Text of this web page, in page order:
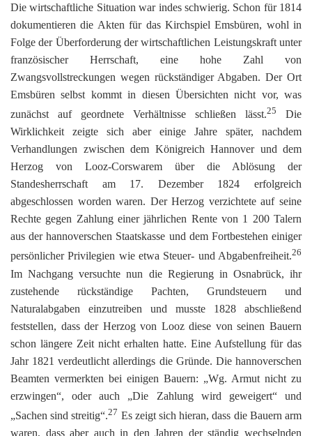
Die wirtschaftliche Situation war indes schwierig. Schon für 1814
dokumentieren die Akten für das Kirchspiel Emsbüren, wohl in
Folge der Überforderung der wirtschaftlichen Leistungskraft unter
französischer Herrschaft, eine hohe Zahl von
Zwangsvollstreckungen wegen rückständiger Abgaben. Der Ort
Emsbüren selbst kommt in diesen Übersichten nicht vor, was
zunächst auf geordnete Verhältnisse schließen lässt.25
Die
Wirklichkeit zeigte sich aber einige Jahre später, nachdem
Verhandlungen zwischen dem Königreich Hannover und dem
Herzog von Looz-Corswarem über die Ablösung der
Standesherrschaft am 17. Dezember 1824 erfolgreich
abgeschlossen worden waren. Der Herzog verzichtete auf seine
Rechte gegen Zahlung einer jährlichen Rente von 1 200 Talern
aus der hannoverschen Staatskasse und dem Fortbestehen einiger
persönlicher Privilegien wie etwa Steuer- und Abgabenfreiheit.26
Im Nachgang versuchte nun die Regierung in Osnabrück, ihr
zustehende rückständige Pachten, Grundsteuern und
Naturalabgaben einzutreiben und musste 1828 abschließend
feststellen, dass der Herzog von Looz diese von seinen Bauern
schon längere Zeit nicht erhalten hatte. Eine Aufstellung für das
Jahr 1821 verdeutlicht allerdings die Gründe. Die hannoverschen
Beamten vermerkten bei einigen Bauern: „Wg. Armut nicht zu
erzwingen“, oder auch „Die Zahlung wird geweigert“ und
„Sachen sind streitig“.27 Es zeigt sich hieran, dass die Bauern arm
waren, dass aber auch in den Jahren der ständig wechselnden